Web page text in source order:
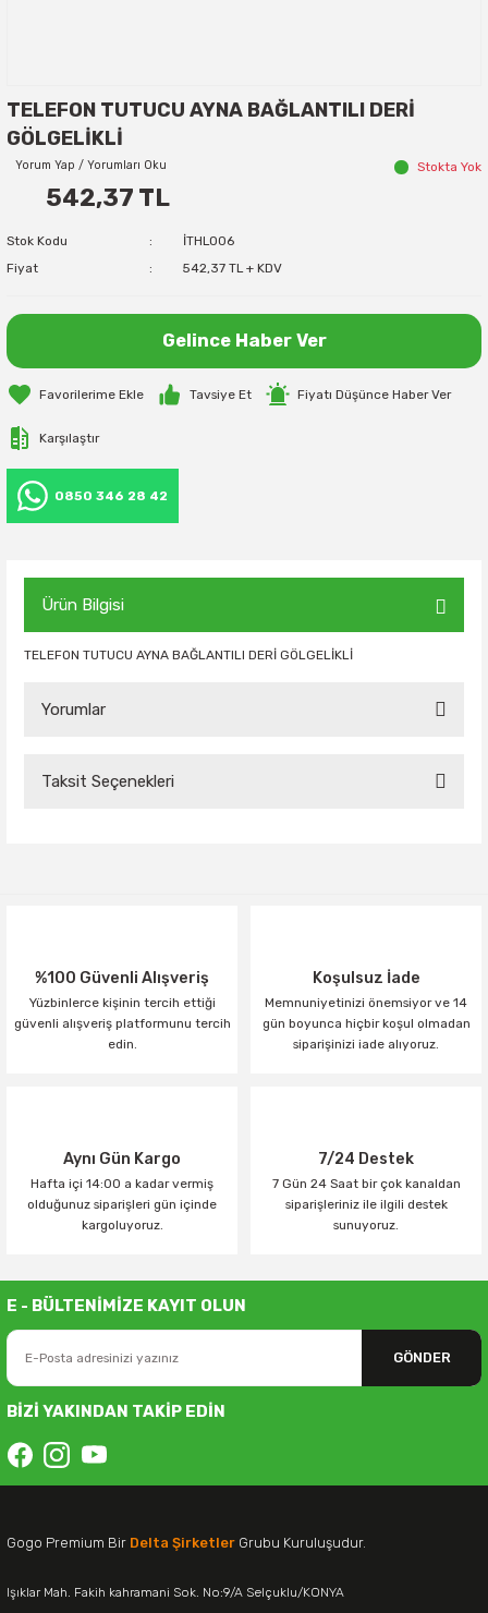
TELEFON TUTUCU AYNA BAĞLANTILI DERİ
GÖLGELİKLİ
Yorum Yap / Yorumları Oku Stokta Yok
542,37 TL
Stok Kodu
İTHL006
Fiyat
542,37 TL + KDV
Gelince Haber Ver
Tavsiye Et Fiyatı Düşünce Haber Ver
Karşılaştır
0850 346 28 42
Ürün Bilgisi
TELEFON TUTUCU AYNA BAĞLANTILI DERİ GÖLGELİKLİ
Yorumlar
Taksit Seçenekleri
%100 Güvenli Alışveriş
Yüzbinlerce kişinin tercih ettiği
güvenli alışveriş platformunu tercih
edin.
Koşulsuz İade
Memnuniyetinizi önemsiyor ve 14
gün boyunca hiçbir koşul olmadan
siparişinizi iade alıyoruz.
Aynı Gün Kargo
Hafta içi 14:00 a kadar vermiş
olduğunuz siparişleri gün içinde
kargoluyoruz.
7/24 Destek
7 Gün 24 Saat bir çok kanaldan
siparişleriniz ile ilgili destek
sunuyoruz.
E - BÜLTENİMİZE KAYIT OLUN
GÖNDER
BİZİ YAKINDAN TAKİP EDİN
Gogo Premium Bir Delta Şirketler Grubu Kuruluşudur.
Işıklar Mah. Fakih kahramani Sok. No:9/A Selçuklu/KONYA